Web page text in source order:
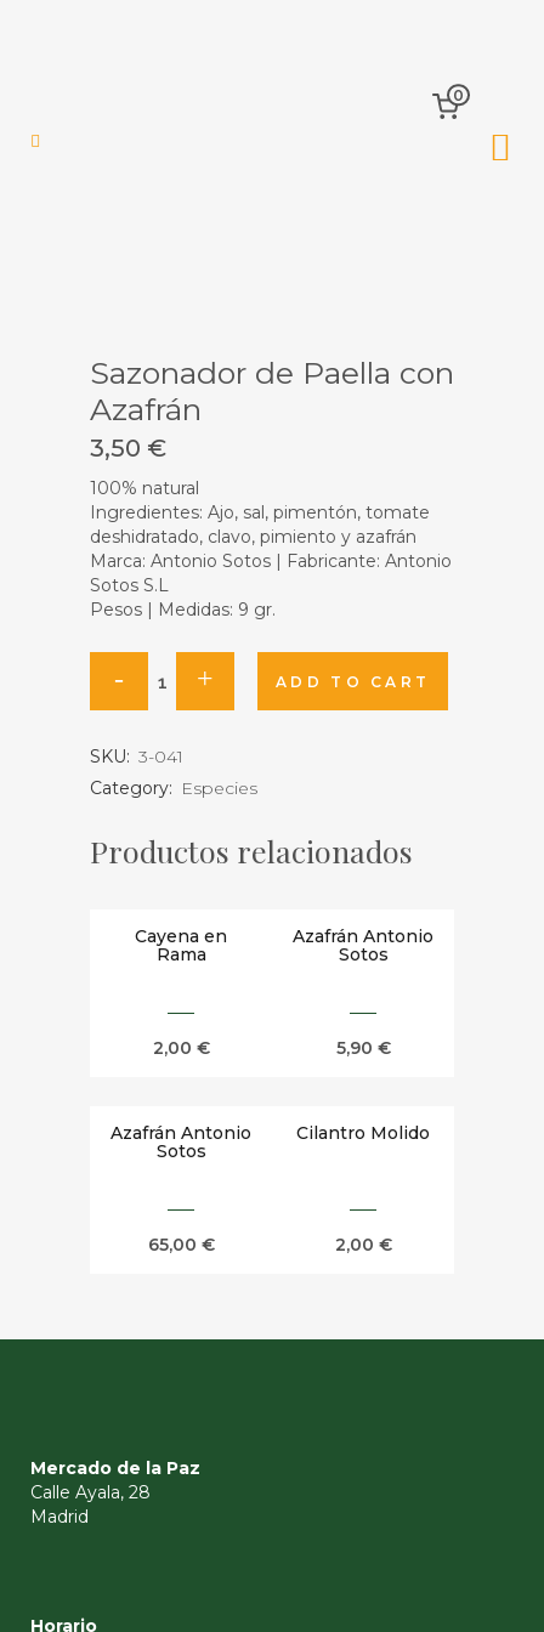
0
Sazonador de Paella con
Azafrán
3,50 €
100% natural
Ingredientes: Ajo, sal, pimentón, tomate
deshidratado, clavo, pimiento y azafrán
Marca: Antonio Sotos | Fabricante: Antonio
Sotos S.L
Pesos | Medidas: 9 gr.
Sazonador
de
Paella
Azafrán
ADD TO CART
SKU: 3-041
Category: Especies
Productos relacionados
Cayena en
Rama
2,00 €
Azafrán Antonio
Sotos
5,90 €
Azafrán Antonio
Sotos
65,00 €
Cilantro Molido
2,00 €
Mercado de la Paz
Calle Ayala, 28
Madrid
Horario